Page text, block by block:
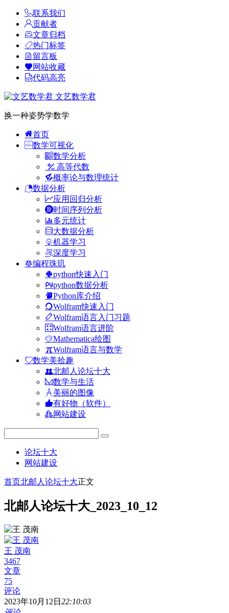
联系我们
贡献者
文章归档
热门标签
留言板
网站收藏
代码高亮
文艺数学君
换一种姿势学数学
首页
数学可视化
数学分析
高等代数
概率论与数理统计
数据分析
应用回归分析
时间序列分析
多元统计
大数据分析
机器学习
深度学习
编程珠玑
python快速入门
python数据分析
Python库介绍
Wolfram快速入门
Wolfram语言入门习题
Wolfram语言进阶
Mathematica绘图
Wolfram语言与数学
数学美拾趣
北邮人论坛十大
数学与生活
美丽的图像
有好物（软件）
网站建设
论坛十大
网站建设
首页北邮人论坛十大正文
北邮人论坛十大_2023_10_12
王 茂南
3467
文章
75
评论
2023年10月12日 22:10:03